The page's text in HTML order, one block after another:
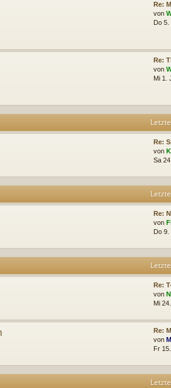
Re:
von
Do 5.
Re:
von
Mi 1.
Re:
von
Sa
Re:
von
Do 9.
Re:
von
Mi
Re:
von
Fr